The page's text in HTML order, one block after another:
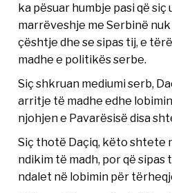
ka pësuar humbje pasi që siç
marrëveshje me Serbinë
çështje dhe se sipas tij, e
madhe e politikës serbe.
Siç shkruan mediumi serb,
arritje të madhe edhe
njohjen e Pavarësisë disa
Siç thotë Daçiq, këto shtete
ndikim të madh, por që sipas
ndalet në lobimin për